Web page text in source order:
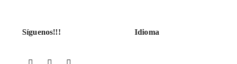
Síguenos!!! Idioma